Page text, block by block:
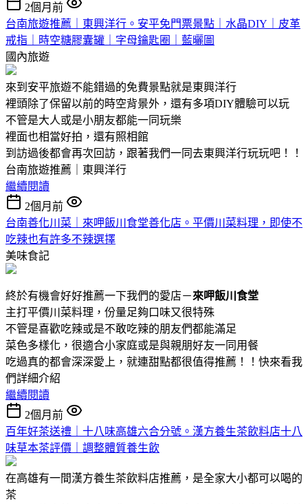
2個月前
台南旅遊推薦｜東興洋行。安平免門票景點｜水晶DIY｜皮革
戒指｜時空糖膠囊罐｜字母鑰匙圈｜藍曬圖
國內旅遊
來到安平旅遊不能錯過的免費景點就是東興洋行
裡頭除了保留以前的時空背景外，還有多項DIY體驗可以玩
不管是大人或是小朋友都能一同玩樂
裡面也相當好拍，還有照相館
到訪過後都會再次回訪，跟著我們一同去東興洋行玩玩吧！！
台南旅遊推薦｜東興洋行
繼續閱讀
2個月前
台南善化川菜｜來呷飯川食堂善化店。平價川菜料理，即使不
吃辣也有許多不辣選擇
美味食記
終於有機會好好推薦一下我們的愛店－來呷飯川食堂
主打平價川菜料理，份量足夠口味又很特殊
不管是喜歡吃辣或是不敢吃辣的朋友們都能滿足
菜色多樣化，很適合小家庭或是與親朋好友一同用餐
吃過真的都會深深愛上，就連甜點都很值得推薦！！快來看我
們詳細介紹
繼續閱讀
2個月前
百年好茶送禮｜十八味高雄六合分號。漢方養生茶飲料店十八
味草本茶評價｜調整體質養生飲
在高雄有一間漢方養生茶飲料店推薦，是全家大小都可以喝的
茶